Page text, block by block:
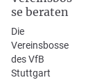
se beraten
Die
Vereinsbosse
des VfB
Stuttgart